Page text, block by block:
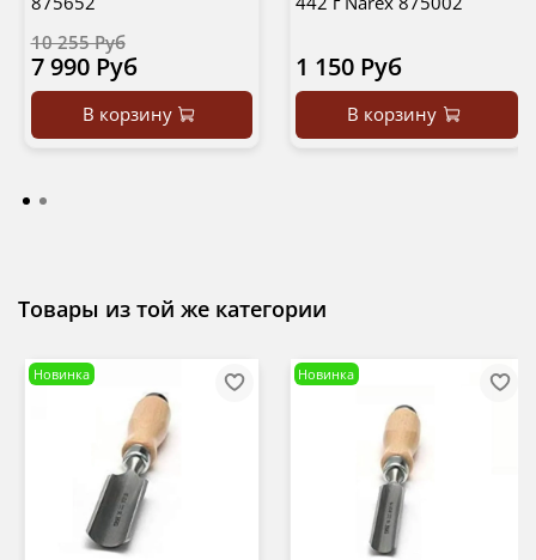
10 255 Руб
7 990 Руб
В корзину
1 150 Руб
В корзину
Товары из той же категории
Новинка Новинка